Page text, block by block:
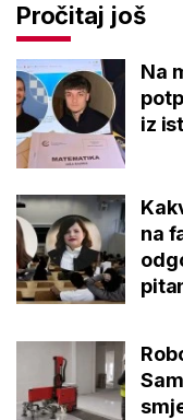
Pročitaj još
Na
iz
na